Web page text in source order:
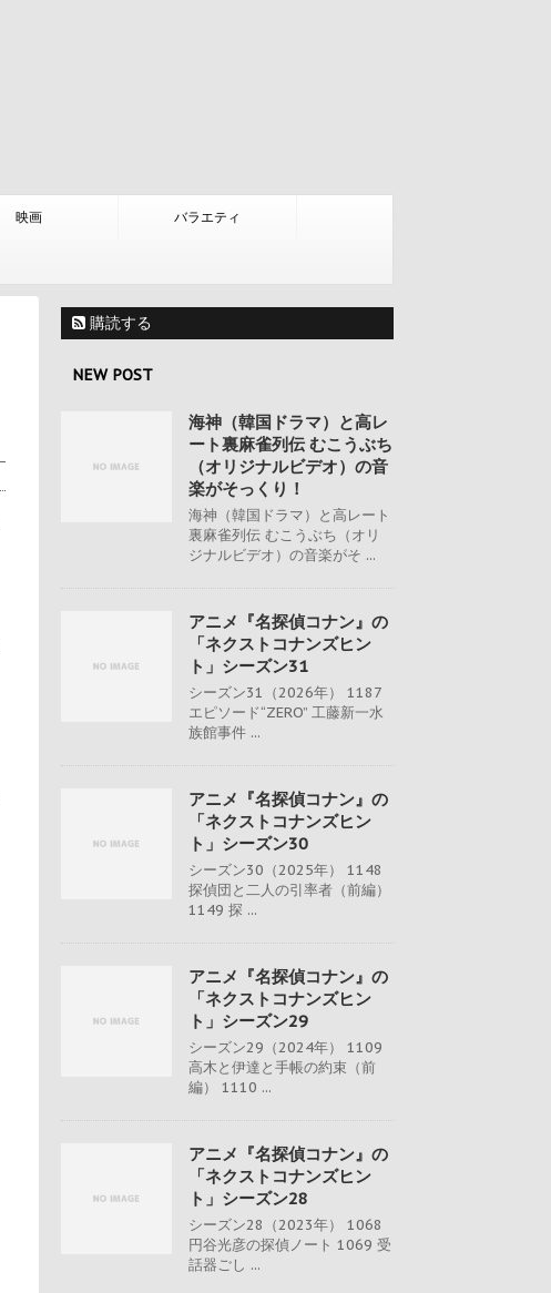
映画 バラエティ
購読する
NEW POST
海神（韓国ドラマ）と高レ
ート裏麻雀列伝 むこうぶち
（オリジナルビデオ）の音
楽がそっくり！
海神（韓国ドラマ）と高レート
裏麻雀列伝 むこうぶち（オリ
ジナルビデオ）の音楽がそ ...
アニメ『名探偵コナン』の
「ネクストコナンズヒン
ト」シーズン31
シーズン31（2026年） 1187
エピソード“ZERO” 工藤新一水
族館事件 ...
アニメ『名探偵コナン』の
「ネクストコナンズヒン
ト」シーズン30
シーズン30（2025年） 1148
探偵団と二人の引率者（前編）
1149 探 ...
アニメ『名探偵コナン』の
「ネクストコナンズヒン
ト」シーズン29
シーズン29（2024年） 1109
高木と伊達と手帳の約束（前
編） 1110 ...
アニメ『名探偵コナン』の
「ネクストコナンズヒン
ト」シーズン28
シーズン28（2023年） 1068
円谷光彦の探偵ノート 1069 受
話器ごし ...